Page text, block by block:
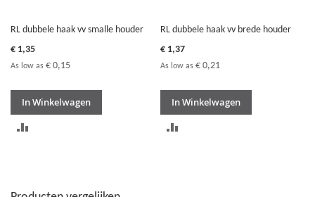
RL dubbele haak vv smalle houder
€ 1,35
As low as € 0,15
In Winkelwagen
RL dubbele haak vv brede houder
€ 1,37
As low as € 0,21
In Winkelwagen